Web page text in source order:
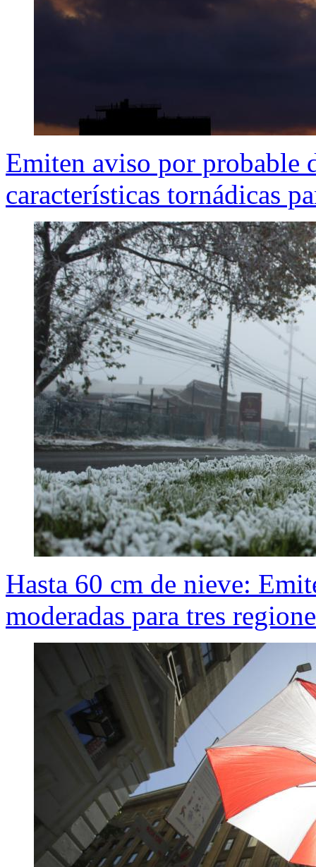
Emiten aviso por probable
características tornádicas
Hasta 60 cm de nieve:
moderadas para tres